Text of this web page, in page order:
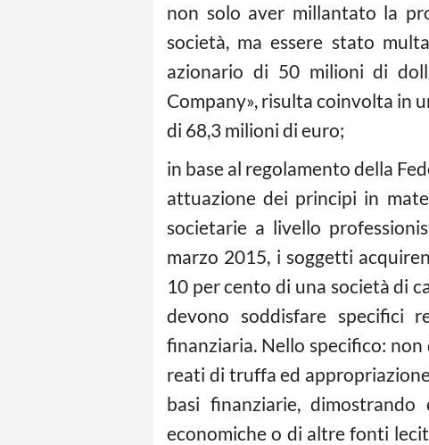
non solo aver millantato la
società, ma essere stato
azionario di 50 milioni di
Company», risulta coinvolta in
di 68,3 milioni di euro;
in base al regolamento della
attuazione dei principi in
societarie a livello
marzo 2015, i soggetti
10 per cento di una società di
devono soddisfare specifici
finanziaria. Nello specifico:
reati di truffa ed
basi finanziarie,
economiche o di altre fonti